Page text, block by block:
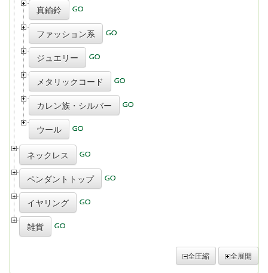
真鍮鈴
ファッション系
ジュエリー
メタリックコード
カレン族・シルバー
ウール
ネックレス
ペンダントトップ
イヤリング
雑貨
全圧縮 全展開